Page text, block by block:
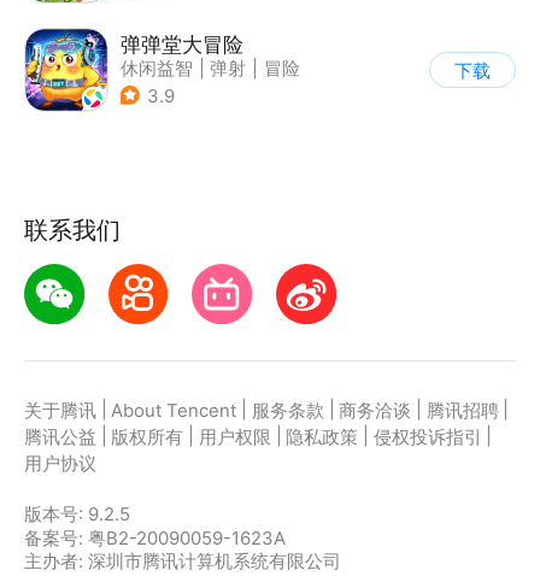
弹弹堂大冒险
休闲益智 弹射
冒险
| 匹配对战
3.9
下载
联系我们
关于腾讯 About Tencent 服务条款 商务洽谈 腾讯招聘
腾讯公益
版权所有 用户权限 隐私政策 侵权投诉指引
用户协议
版本号: 9.2.5
备案号: 粤B2-20090059-1623A
主办者: 深圳市腾讯计算机系统有限公司